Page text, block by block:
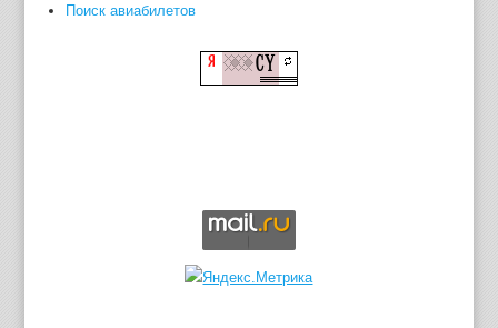
Поиск авиабилетов